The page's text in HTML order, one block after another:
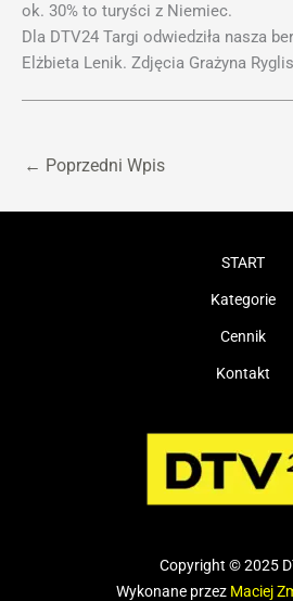
ok. 30% to turyści z Niemiec.
Dla DTV24 Targi odwiedziła nasza
Elżbieta Lenik. Zdjęcia Grażyna
← Poprzedni Wpis
START
Kategorie
Cennik
Kontakt
Copyright © 2025
Wykonane przez Maciej